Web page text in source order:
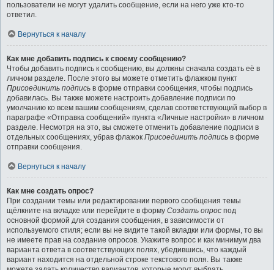
пользователи не могут удалить сообщение, если на него уже кто-то
ответил.
Вернуться к началу
Как мне добавить подпись к своему сообщению?
Чтобы добавить подпись к сообщению, вы должны сначала создать её в
личном разделе. После этого вы можете отметить флажком пункт
Присоединить подпись в форме отправки сообщения, чтобы подпись
добавилась. Вы также можете настроить добавление подписи по
умолчанию ко всем вашим сообщениям, сделав соответствующий выбор в
параграфе «Отправка сообщений» пункта «Личные настройки» в личном
разделе. Несмотря на это, вы сможете отменить добавление подписи в
отдельных сообщениях, убрав флажок Присоединить подпись в форме
отправки сообщения.
Вернуться к началу
Как мне создать опрос?
При создании темы или редактировании первого сообщения темы
щёлкните на вкладке или перейдите в форму Создать опрос под
основной формой для создания сообщения, в зависимости от
используемого стиля; если вы не видите такой вкладки или формы, то вы
не имеете прав на создание опросов. Укажите вопрос и как минимум два
варианта ответа в соответствующих полях, убедившись, что каждый
вариант находится на отдельной строке текстового поля. Вы также